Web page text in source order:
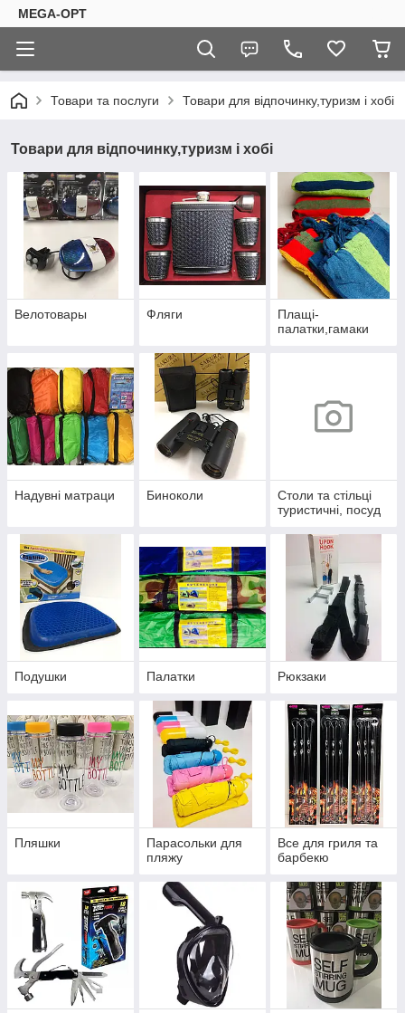
MEGA-OPT
Товари та послуги Товари для відпочинку,туризм і хобі
Товари для відпочинку,туризм і хобі
Велотовары Фляги
Плащі-
палатки,гамаки
Надувні матраци Биноколи
Столи та стільці
туристичні, посуд
Подушки Палатки Рюкзаки
Пляшки
Парасольки для
пляжу
Все для гриля та
барбекю